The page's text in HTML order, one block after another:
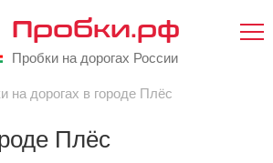
Пробки.рф
Пробки на дорогах России
на дорогах в городе Плёс
Плёс